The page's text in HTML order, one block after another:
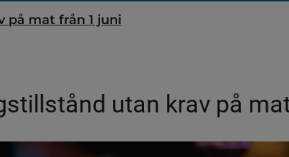
på mat från 1 juni
utan krav på